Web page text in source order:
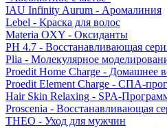
IAU Infinity Aurum - Аромалиния
Lebel - Краска для волос
Materia OXY - Оксиданты
PH 4.7 - Восстанавливающая
Plia - Молекулярное
Proedit Home Charge - Домашнее
Proedit Element Charge - СПА-
Hair Skin Relaxing - SPA-
Proscenia - Восстанавливающая
THEO - Уход для мужчин